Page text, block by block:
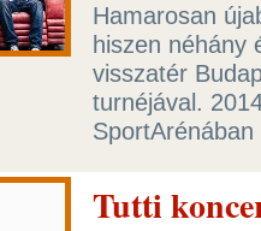
Hamarosan
hiszen néhány
visszatér
turnéjával.
Tutti